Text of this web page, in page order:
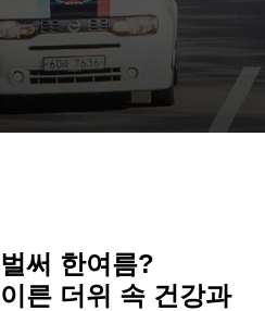
벌써 한여름?
이른 더위 속 건강과